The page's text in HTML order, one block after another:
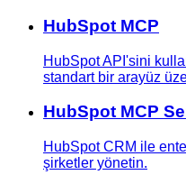
HubSpot MCP
HubSpot API'sini
standart bir arayüz
HubSpot MCP
HubSpot CRM ile
şirketler yönetin.